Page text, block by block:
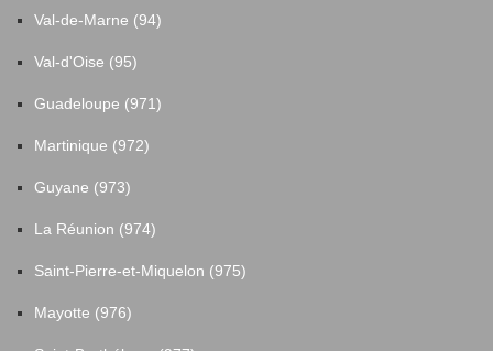
Val-de-Marne (94)
Val-d'Oise (95)
Guadeloupe (971)
Martinique (972)
Guyane (973)
La Réunion (974)
Saint-Pierre-et-Miquelon (975)
Mayotte (976)